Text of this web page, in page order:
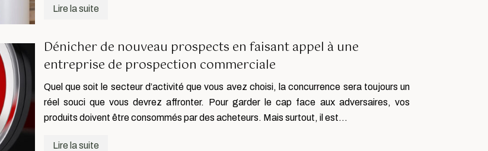
Lire la suite
Dénicher de nouveau prospects en faisant appel à une
entreprise de prospection commerciale
Quel que soit le secteur d’activité que vous avez choisi, la concurrence sera toujours un
réel souci que vous devrez affronter. Pour garder le cap face aux adversaires, vos
produits doivent être consommés par des acheteurs. Mais surtout, il est…
Lire la suite